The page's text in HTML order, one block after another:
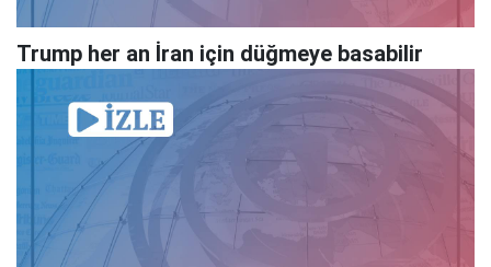
Trump her an İran için düğmeye basabilir